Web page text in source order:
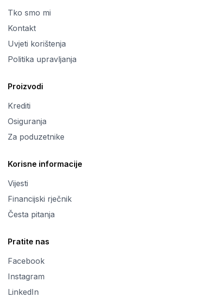
Tko smo mi
Kontakt
Uvjeti korištenja
Politika upravljanja
Proizvodi
Krediti
Osiguranja
Za poduzetnike
Korisne informacije
Vijesti
Financijski rječnik
Česta pitanja
Pratite nas
Facebook
Instagram
LinkedIn